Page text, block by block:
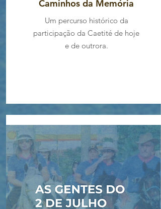
conflitos baianos de 1823,  com
destaques de jornais, imagens e
participação feminina nas
batalhas até a conexão de
universos distintos de lutas e
anseios de liberdades.
O foguetório já começou!
Caminhos da Memória
Um percurso histórico da
participação da Caetité de hoje
e de outrora.